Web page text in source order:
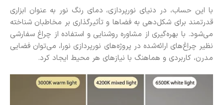
با این حساب، در دنیای نورپردازی، دمای رنگ نور به‌ عنوان ابزاری
قدرتمند برای شکل‌دهی به فضاها و تأثیرگذاری بر مخاطبان شناخته
می‌شود. با بهره‌گیری از مشاوره روشنایی و استفاده از چراغ سفارشی
نظیر چراغ‌های ارائه‌شده در پروژه‌های نورپردازی نورا، می‌توان فضایی
مدرن، کاربردی و هماهنگ با نیازهای هر محیط ایجاد کرد.